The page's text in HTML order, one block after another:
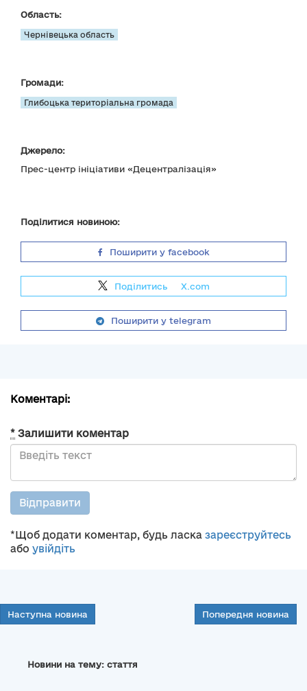
Область:
Чернівецька область
Громади:
Глибоцька територіальна громада
Джерело:
Прес-центр ініціативи «Децентралізація»
Поділитися новиною:
Поширити у facebook
Поділитись X.com
Поширити у telegram
Коментарі:
* Залишити коментар
Відправити
*Щоб додати коментар, будь ласка зареєструйтесь
або увійдіть
Наступна новина Попередня новина
Новини на тему: стаття